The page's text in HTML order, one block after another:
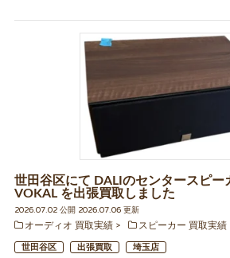
世田谷区にて DALIのセンタースピー
VOKAL を出張買取しました
2026.07.02 公開 2026.07.06 更新
オーディオ 買取実績
スピーカー 買取実績
世田谷区 出張買取 埼玉店